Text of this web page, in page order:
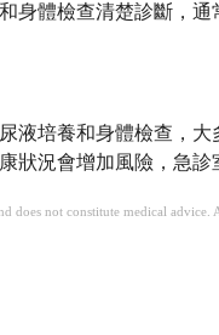
身體檢查清楚診斷，
液培養和身體檢查，
狀況會增加風險，急
does not constitute medical